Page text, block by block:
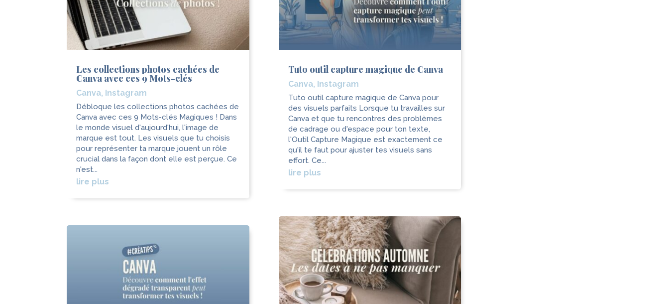
Les collections photos cachées de
Canva avec ces 9 Mots-clés
Canva, Instagram
Débloque les collections photos cachées de
Canva avec ces 9 Mots-clés Magiques ! Dans
le monde visuel d'aujourd'hui, l'image de
marque est tout. Les visuels que tu choisis
pour représenter ta marque jouent un rôle
crucial dans la façon dont elle est perçue. Ce
n'est...
lire plus
Tuto outil capture magique de Canva
Canva, Instagram
Tuto outil capture magique de Canva pour
des visuels parfaits Lorsque tu travailles sur
Canva et que tu rencontres des problèmes
de cadrage ou d'espace pour ton texte,
l'Outil Capture Magique est exactement ce
qu'il te faut pour ajuster tes visuels sans
effort. Ce...
lire plus